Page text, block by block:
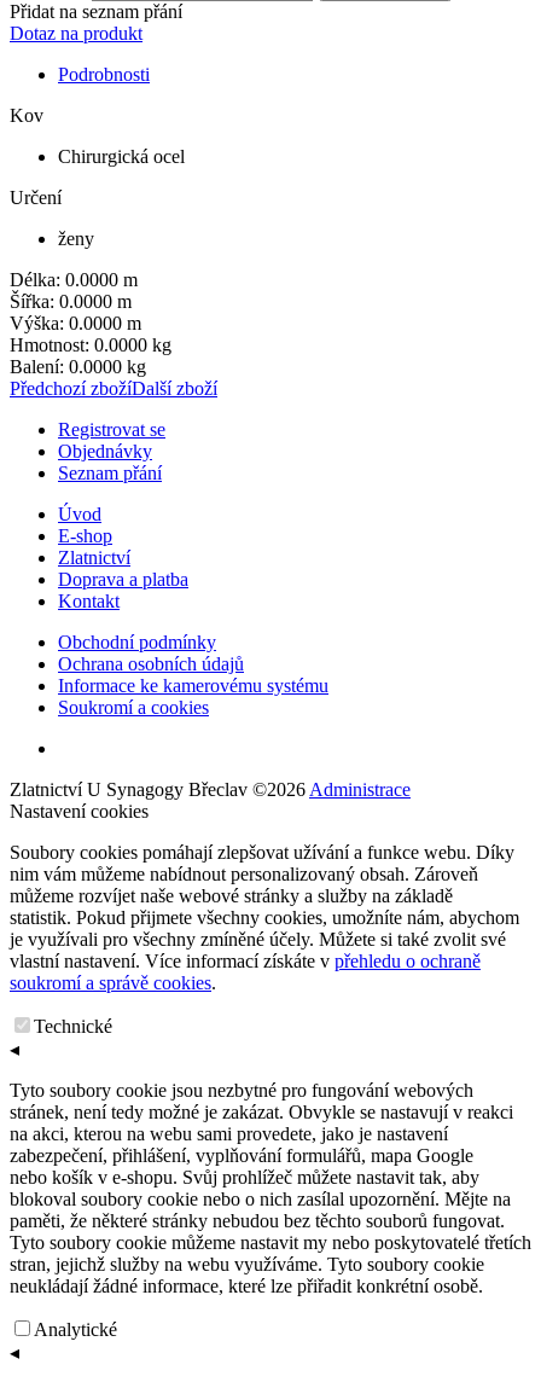
Přidat na seznam přání
Dotaz na produkt
Podrobnosti
Kov
Chirurgická ocel
Určení
ženy
Délka: 0.0000 m
Šířka: 0.0000 m
Výška: 0.0000 m
Hmotnost: 0.0000 kg
Balení: 0.0000 kg
Předchozí zbožíDalší zboží
Registrovat se
Objednávky
Seznam přání
Úvod
E-shop
Zlatnictví
Doprava a platba
Kontakt
Obchodní podmínky
Ochrana osobních údajů
Informace ke kamerovému systému
Soukromí a cookies
Zlatnictví U Synagogy Břeclav ©2026Administrace
Nastavení cookies
Soubory cookies pomáhají zlepšovat užívání a funkce webu. Díky
nim vám můžeme nabídnout personalizovaný obsah. Zároveň
můžeme rozvíjet naše webové stránky a služby na základě
statistik. Pokud přijmete všechny cookies, umožníte nám, abychom
je využívali pro všechny zmíněné účely. Můžete si také zvolit své
vlastní nastavení. Více informací získáte v přehledu o ochraně
soukromí a správě cookies.
Technické
◂
Tyto soubory cookie jsou nezbytné pro fungování webových
stránek, není tedy možné je zakázat. Obvykle se nastavují v reakci
na akci, kterou na webu sami provedete, jako je nastavení
zabezpečení, přihlášení, vyplňování formulářů, mapa Google
nebo košík v e-shopu. Svůj prohlížeč můžete nastavit tak, aby
blokoval soubory cookie nebo o nich zasílal upozornění. Mějte na
paměti, že některé stránky nebudou bez těchto souborů fungovat.
Tyto soubory cookie můžeme nastavit my nebo poskytovatelé třetích
stran, jejichž služby na webu využíváme. Tyto soubory cookie
neukládají žádné informace, které lze přiřadit konkrétní osobě.
Analytické
◂